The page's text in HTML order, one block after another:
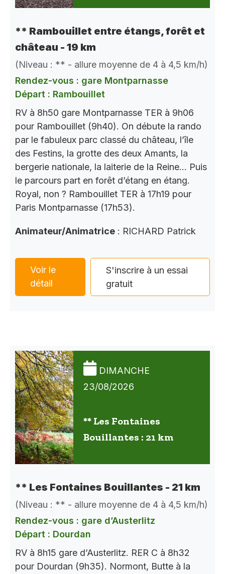
** Rambouillet entre étangs, forêt et
château - 19 km
(Niveau : ** - allure moyenne de 4 à 4,5 km/h)
Rendez-vous : gare Montparnasse
Départ : Rambouillet
RV à 8h50 gare Montparnasse TER à 9h06
pour Rambouillet (9h40). On débute la rando
par le fabuleux parc classé du château, l’île
des Festins, la grotte des deux Amants, la
bergerie nationale, la laiterie de la Reine… Puis
le parcours part en forêt d’étang en étang.
Royal, non ? Rambouillet TER à 17h19 pour
Paris Montparnasse (17h53).
Animateur/Animatrice : RICHARD Patrick
Voir le
détail
S'inscrire à un essai
gratuit
DIMANCHE
23/08/2026
** Les Fontaines
Bouillantes : 21 km
** Les Fontaines Bouillantes - 21 km
(Niveau : ** - allure moyenne de 4 à 4,5 km/h)
Rendez-vous : gare d’Austerlitz
Départ : Dourdan
RV à 8h15 gare d’Austerlitz. RER C à 8h32
pour Dourdan (9h35). Normont, Butte à la